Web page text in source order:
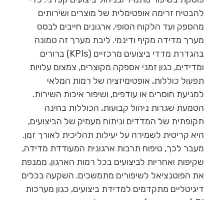
להבטיח זרימה אופטימלית של מוצרים ושירותים
מהספק ועד הלקוח הסופי, ארגונים חייבים לבסס
מערך מדידה מקיף ודינמי. ליבת מערך זה טמונה
בהגדרת מדדי ביצועים מרכזיים (KPIs) ברורים
ומדידים, כגון זמני אספקה מקוצרים, צמצום עלויות
תפעול כוללות, אופטימיזציה של רמות המלאי
למניעת חוסרים או עודפים, ושיפור איכות השירות.
הטמעת שגרות ניהול קבועות, הכוללות בחינה
תקופתית של המדדים וניתוח מעמיק של הביצועים,
היא קריטית לשמירה על יעילות תהליכית לאורך זמן.
מעבר לכך, טיפוח תרבות ארגונית המעודדת מדידה,
שקיפות ואחריות לביצועים בכל רמות הארגון, ממנפת
את הפוטנציאל לשיפורים מתמשכים. השקעה בכלים
דיגיטליים מתקדמים למדידת ביצועים, כגון מערכות